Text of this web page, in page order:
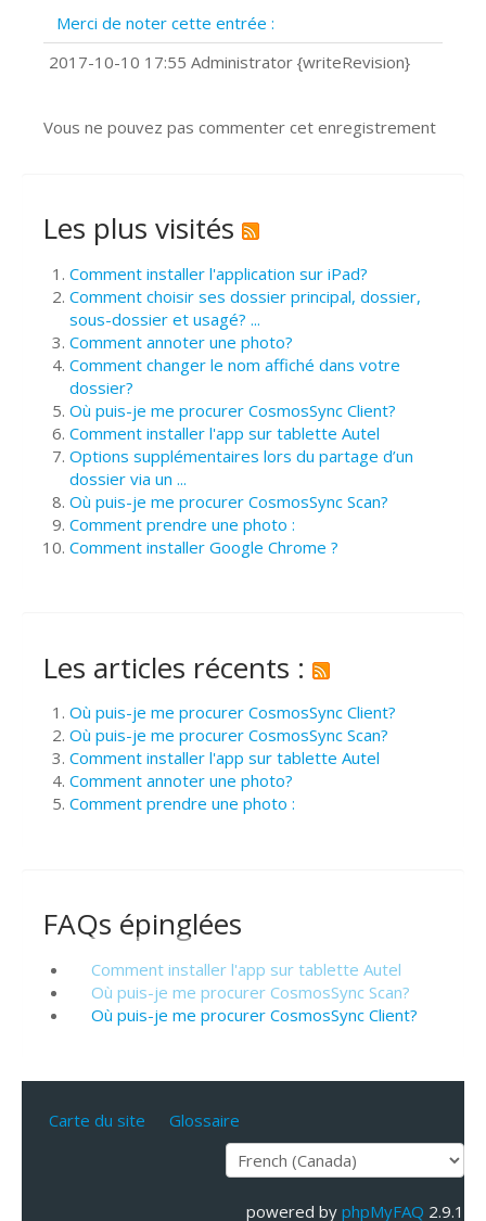
?
Comment installer Google Chrome ?
Merci de noter cette entrée :
2017-10-10 17:55 Administrator {writeRevision}
Vous ne pouvez pas commenter cet enregistrement
Les plus visités
Comment installer l'application sur iPad?
Comment choisir ses dossier principal, dossier,
sous-dossier et usagé? ...
Comment annoter une photo?
Comment changer le nom affiché dans votre
dossier?
Où puis-je me procurer CosmosSync Client?
Comment installer l'app sur tablette Autel
Options supplémentaires lors du partage d’un
dossier via un ...
Où puis-je me procurer CosmosSync Scan?
Comment prendre une photo :
Comment installer Google Chrome ?
Les articles récents :
Où puis-je me procurer CosmosSync Client?
Où puis-je me procurer CosmosSync Scan?
Comment installer l'app sur tablette Autel
Comment annoter une photo?
Comment prendre une photo :
FAQs épinglées
Comment installer l'app sur tablette Autel
Où puis-je me procurer CosmosSync Scan?
Où puis-je me procurer CosmosSync Client?
Carte du site Glossaire
powered by phpMyFAQ 2.9.1